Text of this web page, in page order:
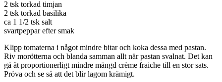
2 tsk torkad timjan
2 tsk torkad basilika
ca 1 1/2 tsk salt
svartpeppar efter smak
Klipp tomaterna i något mindre bitar och koka dessa med pastan.
Riv morötterna och blanda samman allt när pastan svalnat. Det kan
gå åt proportionerligt mindre mängd crème fraiche till en stor sats.
Pröva och se så att det blir lagom krämigt.